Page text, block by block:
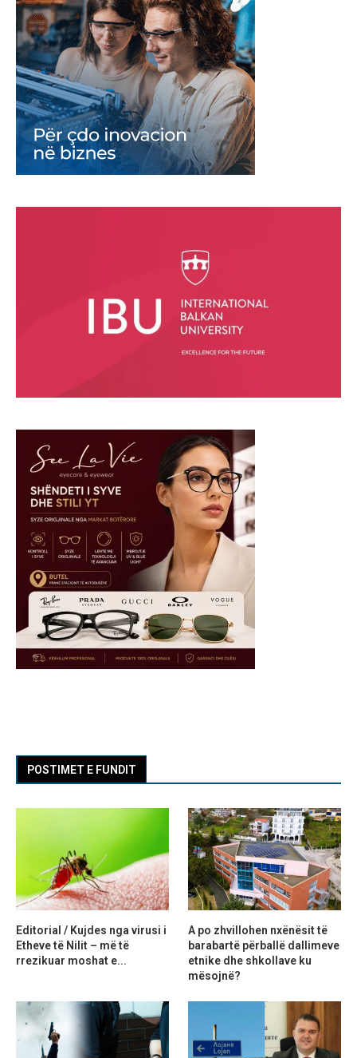
POSTIMET E FUNDIT
Editorial / Kujdes nga virusi i
Etheve të Nilit – më të
rrezikuar moshat e...
A po zhvillohen nxënësit të
barabartë përballë dallimeve
etnike dhe shkollave ku
mësojnë?